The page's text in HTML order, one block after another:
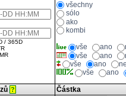
/ 365D
MR
všechny
sólo
ako
kombi
vše ano
vše
ano
vše
ano
vše
ano
? Částka